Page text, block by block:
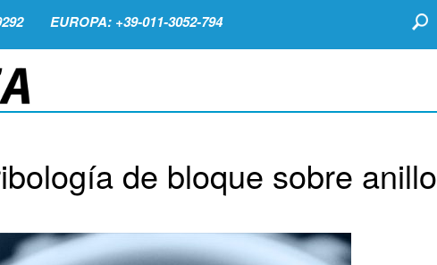
EUROPA: +39-011-3052-794
de bloque sobre anillo